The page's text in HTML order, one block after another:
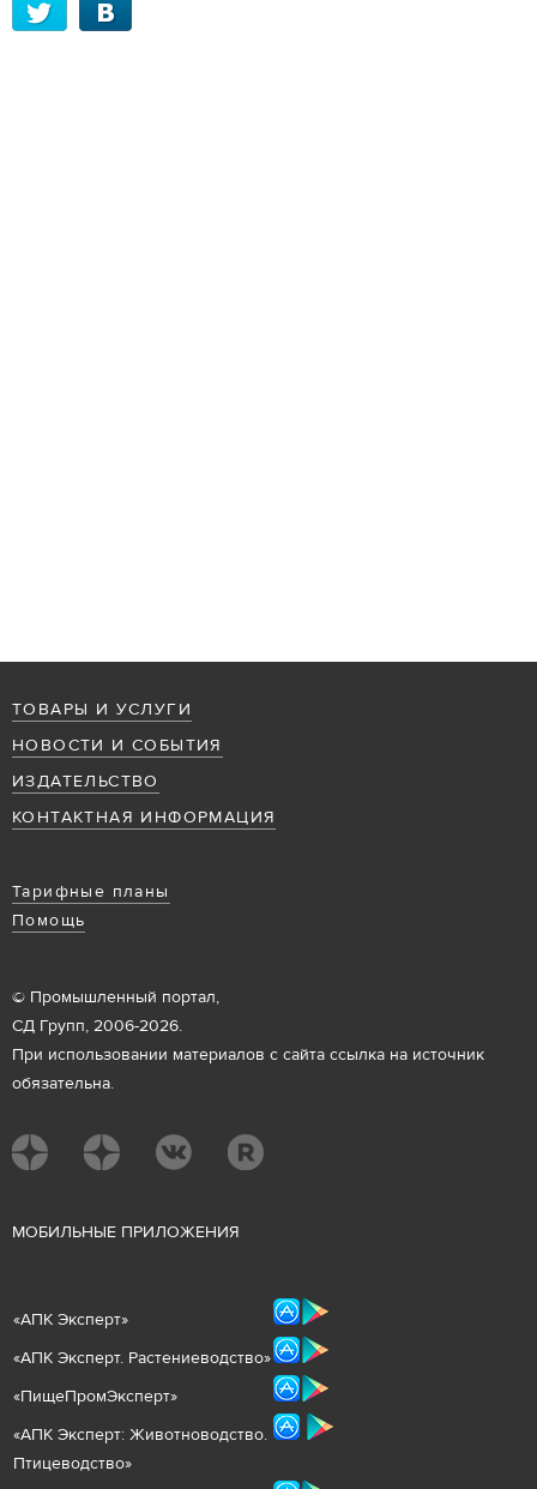
ТОВАРЫ И УСЛУГИ
НОВОСТИ И СОБЫТИЯ
ИЗДАТЕЛЬСТВО
КОНТАКТНАЯ ИНФОРМАЦИЯ
Тарифные планы
Помощь
© Промышленный портал,
СД Групп, 2006-2026.
При использовании материалов с сайта ссылка на источник
обязательна.
МОБИЛЬНЫЕ ПРИЛОЖЕНИЯ
«АПК Эксперт»
«АПК Эксперт. Растениеводство»
«ПищеПромЭксперт»
«АПК Эксперт: Животноводство.
Птицеводство»